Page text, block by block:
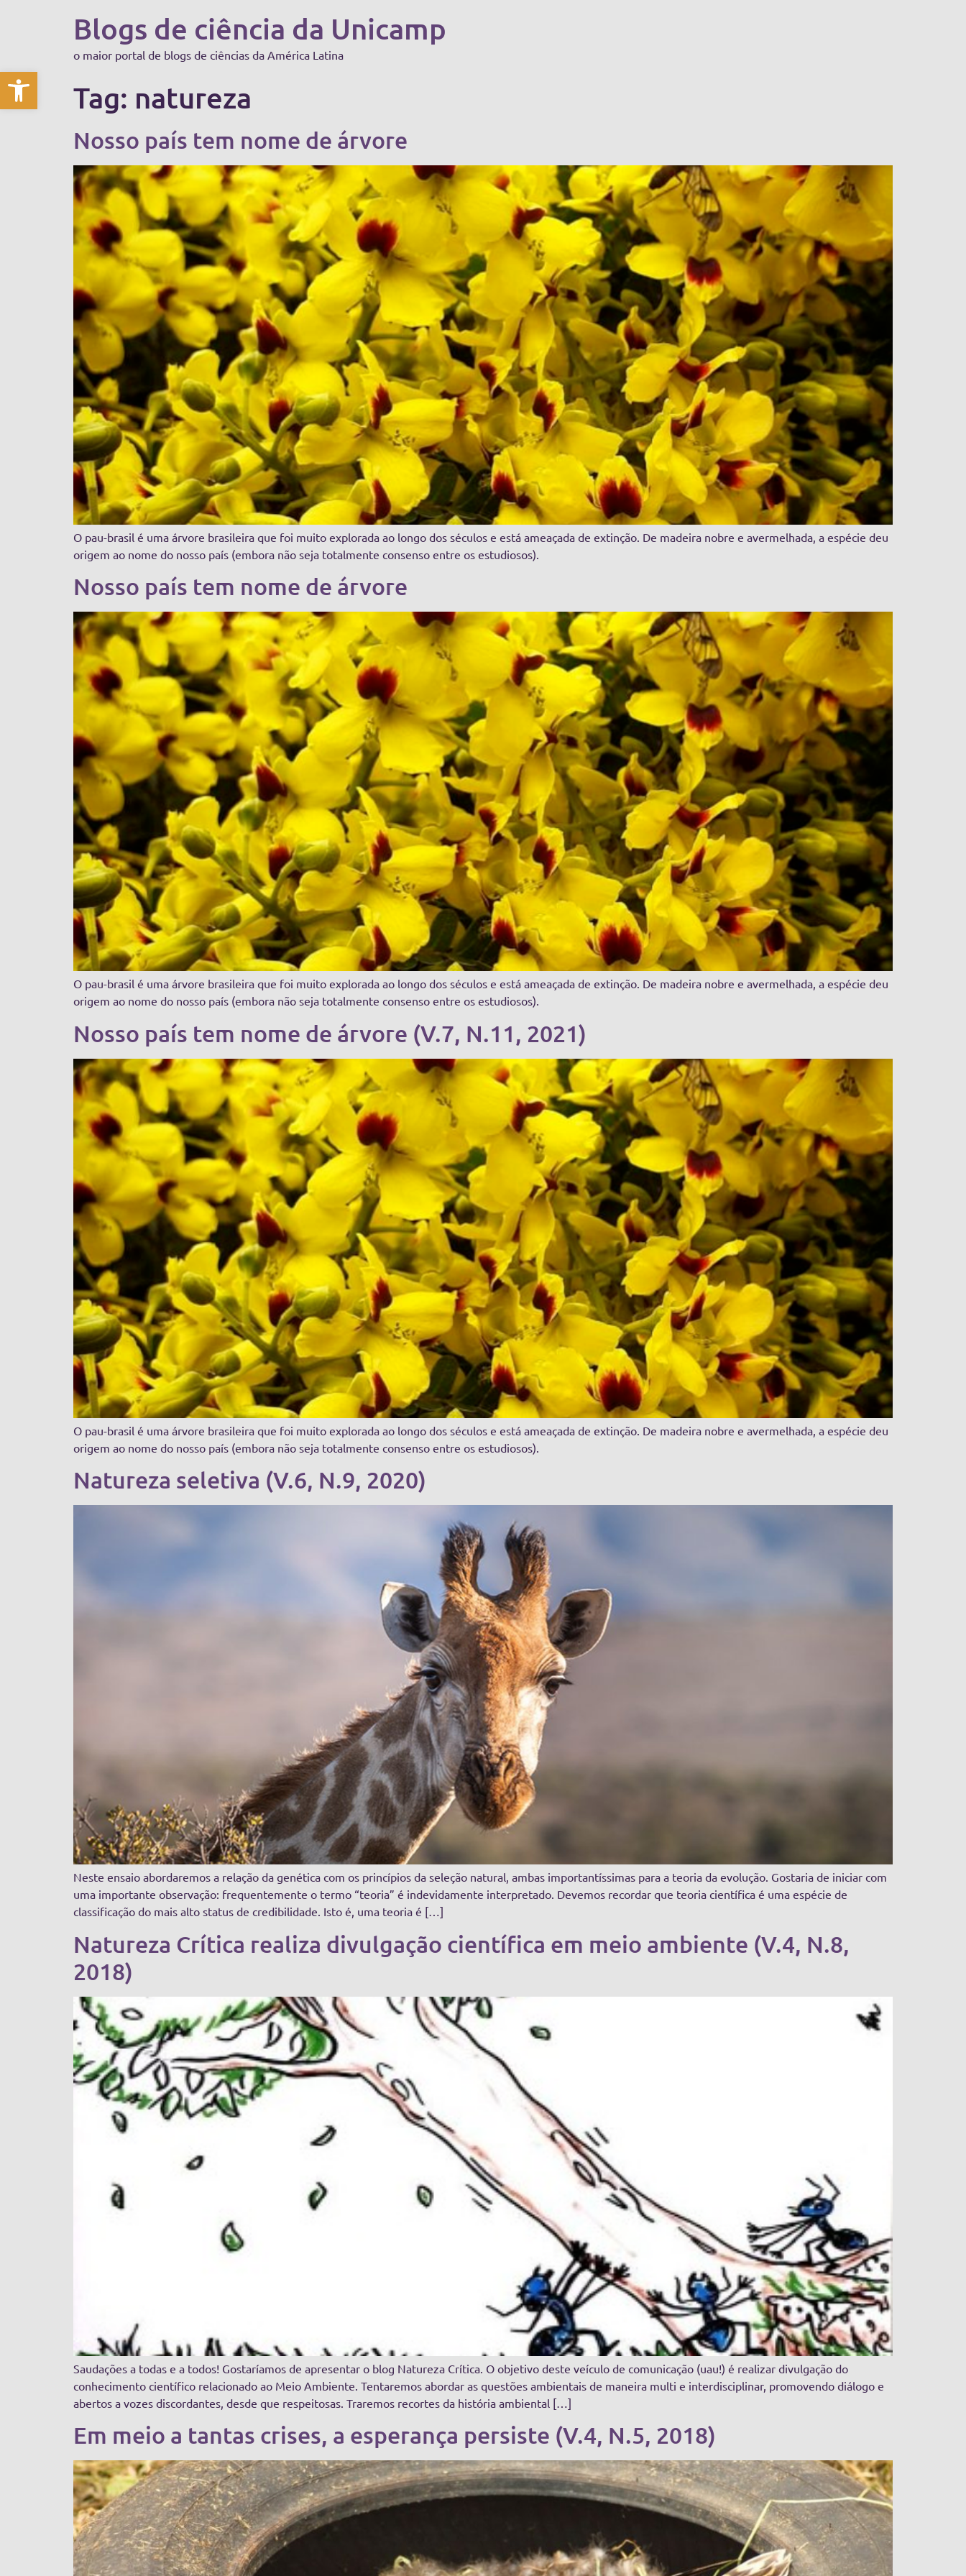
Abrir a barra de ferramentas
Blogs de ciência da Unicamp
o maior portal de blogs de ciências da América Latina
Tag: natureza
Nosso país tem nome de árvore
O pau-brasil é uma árvore brasileira que foi muito explorada ao longo dos séculos e está ameaçada de extinção. De madeira nobre e avermelhada, a espécie deu
origem ao nome do nosso país (embora não seja totalmente consenso entre os estudiosos).
Nosso país tem nome de árvore
O pau-brasil é uma árvore brasileira que foi muito explorada ao longo dos séculos e está ameaçada de extinção. De madeira nobre e avermelhada, a espécie deu
origem ao nome do nosso país (embora não seja totalmente consenso entre os estudiosos).
Nosso país tem nome de árvore (V.7, N.11, 2021)
O pau-brasil é uma árvore brasileira que foi muito explorada ao longo dos séculos e está ameaçada de extinção. De madeira nobre e avermelhada, a espécie deu
origem ao nome do nosso país (embora não seja totalmente consenso entre os estudiosos).
Natureza seletiva (V.6, N.9, 2020)
Neste ensaio abordaremos a relação da genética com os princípios da seleção natural, ambas importantíssimas para a teoria da evolução. Gostaria de iniciar com
uma importante observação: frequentemente o termo “teoria” é indevidamente interpretado. Devemos recordar que teoria científica é uma espécie de
classificação do mais alto status de credibilidade. Isto é, uma teoria é […]
Natureza Crítica realiza divulgação científica em meio ambiente (V.4, N.8,
2018)
Saudações a todas e a todos! Gostaríamos de apresentar o blog Natureza Crítica. O objetivo deste veículo de comunicação (uau!) é realizar divulgação do
conhecimento científico relacionado ao Meio Ambiente. Tentaremos abordar as questões ambientais de maneira multi e interdisciplinar, promovendo diálogo e
abertos a vozes discordantes, desde que respeitosas. Traremos recortes da história ambiental […]
Em meio a tantas crises, a esperança persiste (V.4, N.5, 2018)